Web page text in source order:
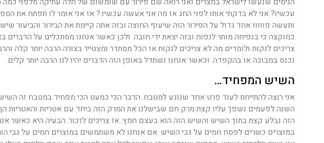
עכשיו? אני לא בדקתי אותו לפני החג אז מה אני אעשה עכשיו.? אז אני אומר לו תפתח את
ותעשה פווווו אחד גדול על הפירור הזה שיעוף החוצה ובזה אתה קיימת את הבירור והביעור
כמוקצה כי בנפיחה מותר לנפוח ובזה יצאת ידי חובה. ולכן כאשר אנחנו מסתכלים על הדברים
צריכים לנקות ולומדים מה לא צריכים לנקות אז הכל מסתדר ומצטייר בצורה הרבה יותר קלה
נכנס במבוכה או בהקפדה. וכאשר אנחנו נשתדל באופן הזה הדברים יהיו לנו הרבה יותר קלים.
השיש המפחיד…
אני רוצה להתייחס לעוד פרט אחד שנוגע למטבח. הדבר הכי כמעט הכי מפחיד במטבח זה
השנה לפעמים נשפך עליו קצת מרק חם שבישלנו את המרק הזה ביחד עם אטריות והאטריות
הזה נבלע קצת בתוך השיש והשיש הזה הוא בעצם חמץ. אז צריכים לזכור. הבעיה היא כאשר
במוצרים כשרים לפסח חמים על גבי השיש. אם אנחנו לא משתמשים במוצרים חמים על גבי